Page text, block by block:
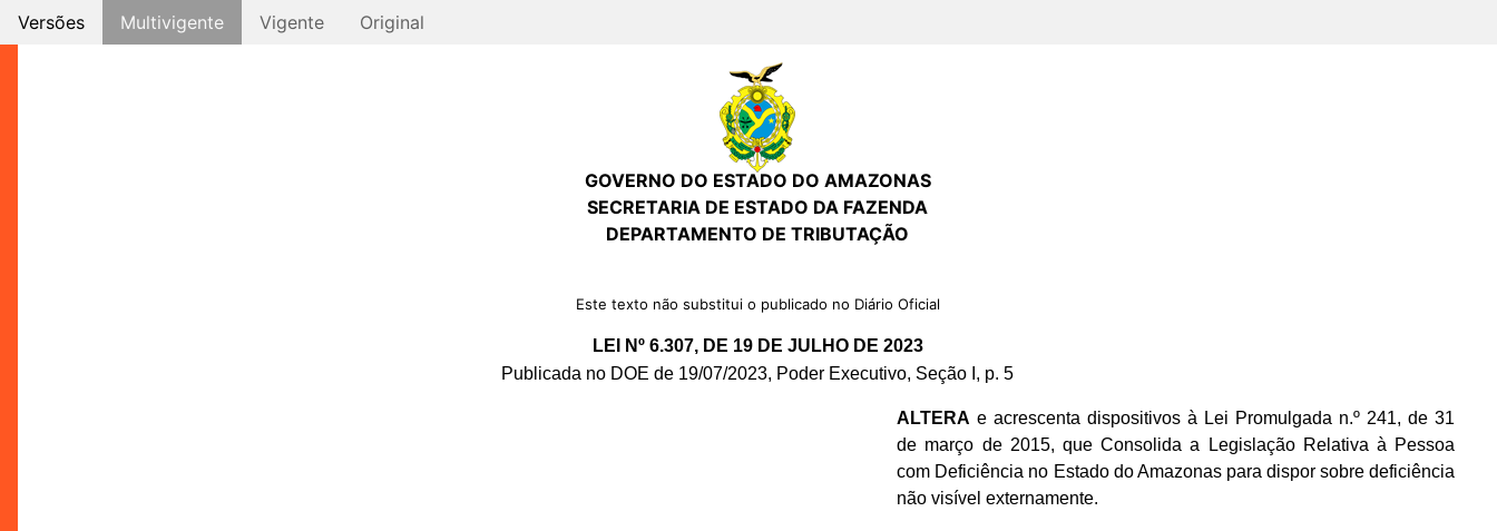
Versões Multivigente Vigente Original
GOVERNO DO ESTADO DO AMAZONAS
SECRETARIA DE ESTADO DA FAZENDA
DEPARTAMENTO DE TRIBUTAÇÃO
Este texto não substitui o publicado no Diário Oficial
LEI Nº 6.307, DE 19 DE JULHO DE 2023
Publicada no DOE de 19/07/2023, Poder Executivo, Seção I, p. 5
ALTERA e acrescenta dispositivos à Lei Promulgada n.º 241, de 31
de março de 2015, que Consolida a Legislação Relativa à Pessoa
com Deficiência no Estado do Amazonas para dispor sobre deficiência
não visível externamente.